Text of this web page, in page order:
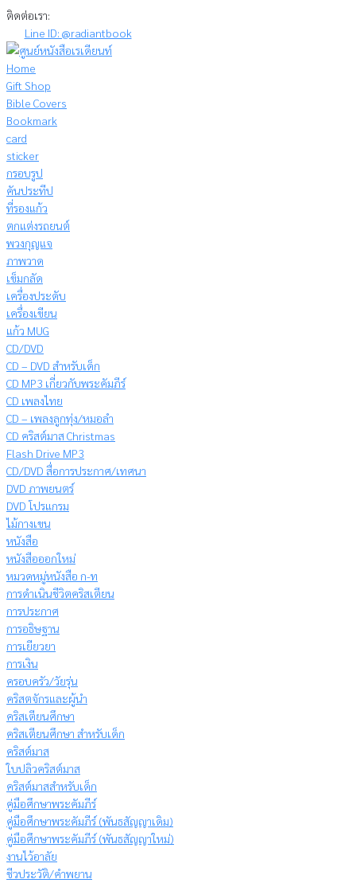
Skip
content
ติดต่อเรา:
Line ID: @radiantbook
Home
Gift Shop
Bible Covers
Bookmark
card
sticker
กรอบรูป
คันประทีป
ที่รองแก้ว
ตกแต่งรถยนต์
พวงกุญแจ
ภาพวาด
เข็มกลัด
เครื่องประดับ
เครื่องเขียน
แก้ว MUG
CD/DVD
CD – DVD สำหรับเด็ก
CD MP3 เกี่ยวกับพระคัมภีร์
CD เพลงไทย
CD – เพลงลูกทุ่ง/หมอลำ
CD คริสต์มาส Christmas
Flash Drive MP3
CD/DVD สื่อการประกาศ/เทศนา
DVD ภาพยนตร์
DVD โปรแกรม
ไม้กางเขน
หนังสือ
หนังสือออกใหม่
หมวดหมู่หนังสือ ก-ท
การดำเนินชีวิตคริสเตียน
การประกาศ
การอธิษฐาน
การเยียวยา
การเงิน
ครอบครัว/วัยรุ่น
คริสตจักรและผู้นำ
คริสเตียนศึกษา
คริสเตียนศึกษา สำหรับเด็ก
คริสต์มาส
ใบปลิวคริสต์มาส
คริสต์มาสสำหรับเด็ก
คู่มือศึกษาพระคัมภีร์
คู่มือศึกษาพระคัมภีร์ (พันธสัญญาเดิม)
คู่มือศึกษาพระคัมภีร์ (พันธสัญญาใหม่)
งานไว้อาลัย
ชีวประวัติ/คำพยาน